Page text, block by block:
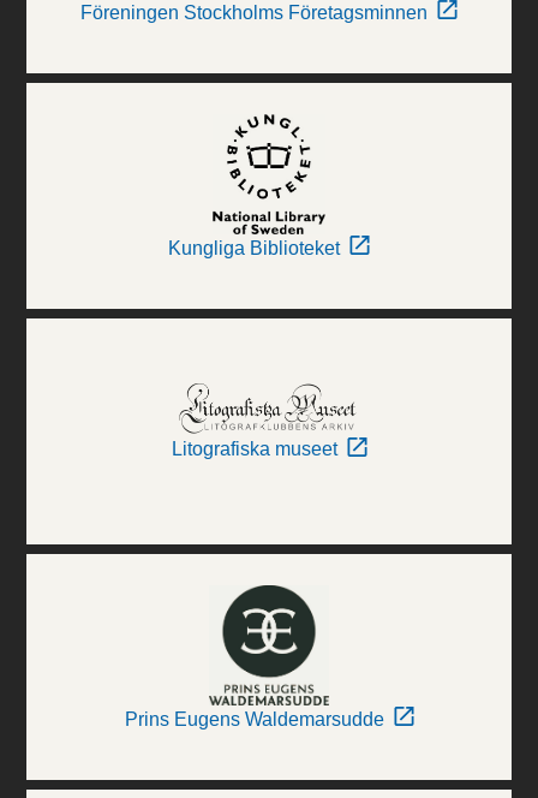
Föreningen Stockholms Företagsminnen
Kungliga Biblioteket
Litografiska museet
Prins Eugens Waldemarsudde